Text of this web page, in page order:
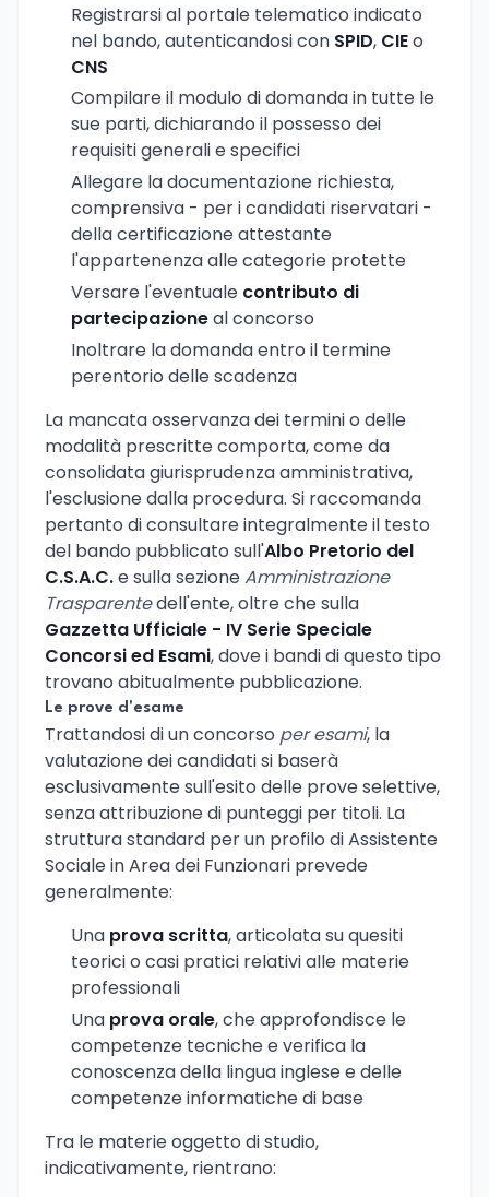
Registrarsi al portale telematico indicato
nel bando, autenticandosi con SPID, CIEo
CNS
Compilare il modulo di domanda in tutte le
sue parti, dichiarando il possesso dei
requisiti generali e specifici
Allegare la documentazione richiesta,
comprensiva - per i candidati riservatari -
della certificazione attestante
l'appartenenza alle categorie protette
Versare l'eventuale contributo di
partecipazioneal concorso
Inoltrare la domanda entro il termine
perentorio delle scadenza
La mancata osservanza dei termini o delle
modalità prescritte comporta, come da
consolidata giurisprudenza amministrativa,
l'esclusione dalla procedura. Si raccomanda
pertanto di consultare integralmente il testo
del bando pubblicato sull'Albo Pretorio del
C.S.A.C.e sulla sezioneAmministrazione
Trasparentedell'ente, oltre che sulla
Gazzetta Ufficiale - IV Serie Speciale
Concorsi ed Esami, dove i bandi di questo tipo
trovano abitualmente pubblicazione.
Le prove d'esame
Trattandosi di un concorso per esami, la
valutazione dei candidati si baserà
esclusivamente sull'esito delle prove selettive,
senza attribuzione di punteggi per titoli. La
struttura standard per un profilo di Assistente
Sociale in Area dei Funzionari prevede
generalmente:
Una prova scritta, articolata su quesiti
teorici o casi pratici relativi alle materie
professionali
Una prova orale, che approfondisce le
competenze tecniche e verifica la
conoscenza della lingua inglese e delle
competenze informatiche di base
Tra le materie oggetto di studio,
indicativamente, rientrano: